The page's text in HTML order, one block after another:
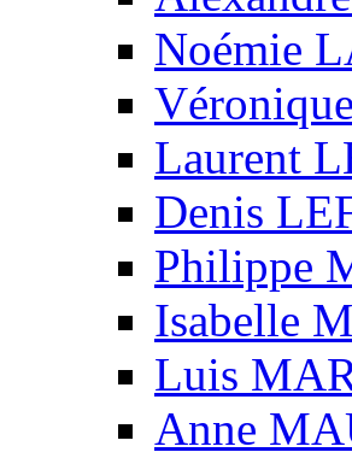
Noémie
Laurent
Denis
Philippe
Isabelle
Luis
Anne